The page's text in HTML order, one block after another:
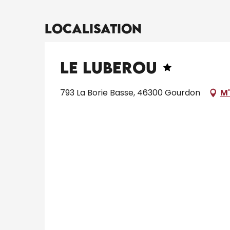
Localisation
Le Luberou
793 La Borie Basse, 46300 Gourdon